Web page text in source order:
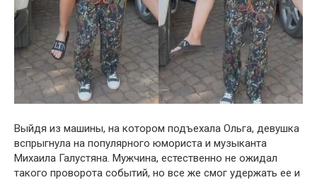
Выйдя из машины, на котором подъехала Ольга, девушка
вспрыгнула на популярного юмориста и музыканта
Михаила Галустяна. Мужчина, естественно не ожидал
такого проворота событий, но все же смог удержать ее и